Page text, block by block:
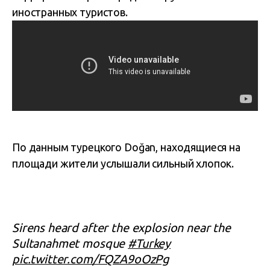
иностранных туристов.
По данным турецкого Doğan, находящиеся на
площади жители услышали сильный хлопок.
Sirens heard after the explosion near the
Sultanahmet mosque #Turkey
pic.twitter.com/FQZA9oOzPg